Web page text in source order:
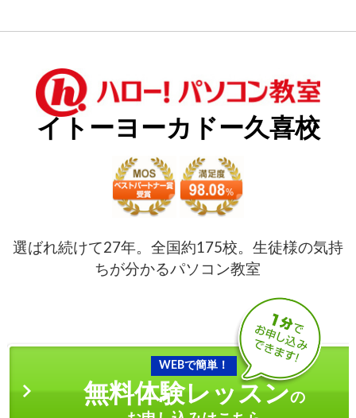
イトーヨーカドー久喜校
選ばれ続けて27年。全国約175校。生徒様の気持
ちが分かるパソコン教室
WEBで簡単！
無料体験レッスンの